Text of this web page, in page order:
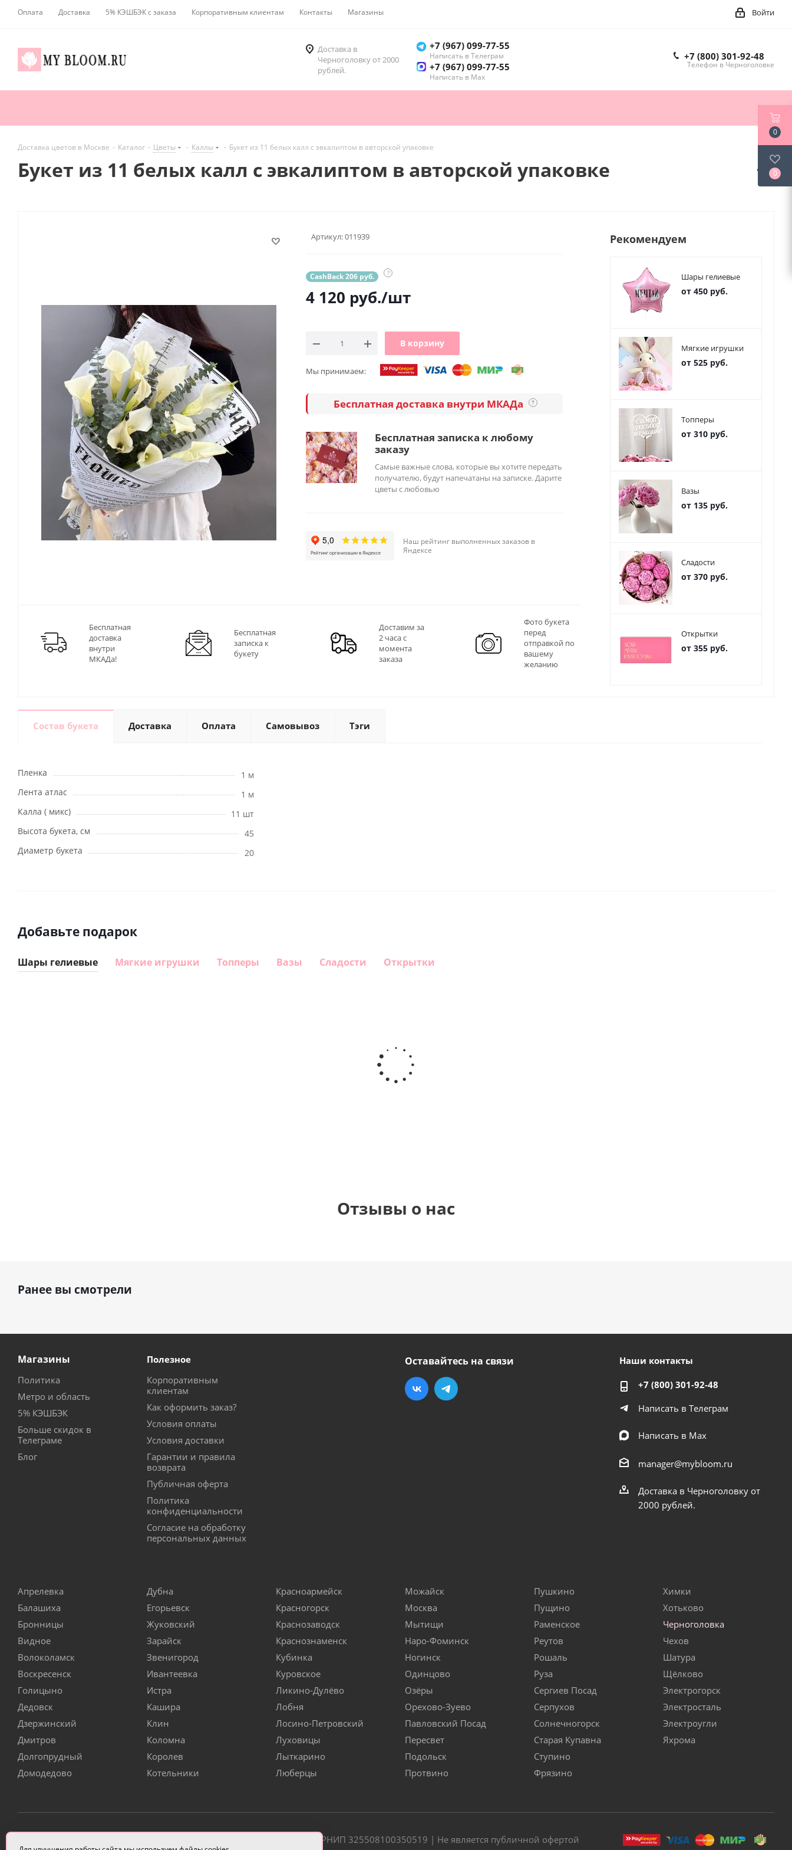
Оплата Доставка 5% КЭШБЭК с заказа Корпоративным клиентам Контакты Магазины Войти
Доставка в
Черноголовку от 2000
рублей.
+7 (967) 099-77-55
Написать в Телеграм
+7 (967) 099-77-55
Написать в Мах
+7 (800) 301-92-48
Телефон в Черноголовке
Доставка цветов в Москве - Каталог - Цветы - Каллы - Букет из 11 белых калл с эвкалиптом в авторской упаковке
Букет из 11 белых калл с эвкалиптом в авторской упаковке
Артикул:011939
CashBack 206 руб. ?
4 120 руб./шт
В корзину
Мы принимаем:
Бесплатная доставка внутри МКАДа ?
Бесплатная записка к любому
заказу
Самые важные слова, которые вы хотите передать
получателю, будут напечатаны на записке. Дарите
цветы с любовью
Наш рейтинг выполненных заказов в
Яндексе
Бесплатная
доставка
внутри
МКАДа!
Бесплатная
записка к
букету
Доставим за
2 часа с
момента
заказа
Фото букета
перед
отправкой по
вашему
желанию
Рекомендуем
Шары гелиевые
от 450 руб.
Мягкие игрушки
от 525 руб.
Топперы
от 310 руб.
Вазы
от 135 руб.
Сладости
от 370 руб.
Открытки
от 355 руб.
Состав букета Доставка Оплата Самовывоз Тэги
Пленка
1 м
Лента атлас
1 м
Калла ( микс)
11 шт
Высота букета, см
45
Диаметр букета
20
Добавьте подарок
Шары гелиевые Мягкие игрушки Топперы Вазы Сладости Открытки
гелиевый
цифра 1
(40х102
Отзывы о нас
Ранее вы смотрели
Магазины
Политика
Метро и область
5% КЭШБЭК
Больше скидок в
Телеграме
Блог
Полезное
Корпоративным
клиентам
Как оформить заказ?
Условия оплаты
Условия доставки
Гарантии и правила
возврата
Публичная оферта
Политика
конфиденциальности
Согласие на обработку
персональных данных
Оставайтесь на связи Наши контакты
+7 (800) 301-92-48
Написать в Телеграм
Написать в Мах
manager@mybloom.ru
Доставка в Черноголовку от
2000 рублей.
Апрелевка
Балашиха
Бронницы
Видное
Волоколамск
Воскресенск
Голицыно
Дедовск
Дзержинский
Дмитров
Долгопрудный
Домодедово
Дубна
Егорьевск
Жуковский
Зарайск
Звенигород
Ивантеевка
Истра
Кашира
Клин
Коломна
Королев
Котельники
Красноармейск
Красногорск
Краснозаводск
Краснознаменск
Кубинка
Куровское
Ликино-Дулёво
Лобня
Лосино-Петровский
Луховицы
Лыткарино
Люберцы
Можайск
Москва
Мытищи
Наро-Фоминск
Ногинск
Одинцово
Озёры
Орехово-Зуево
Павловский Посад
Пересвет
Подольск
Протвино
Пушкино
Пущино
Раменское
Реутов
Рошаль
Руза
Сергиев Посад
Серпухов
Солнечногорск
Старая Купавна
Ступино
Фрязино
Химки
Хотьково
Черноголовка
Чехов
Шатура
Щёлково
Электрогорск
Электросталь
Электроугли
Яхрома
ИП Чулкова Анастасия Александровна ИНН 331405822720 | ОГРН/ОГРНИП 325508100350519 | Не является публичной офертой
0
0